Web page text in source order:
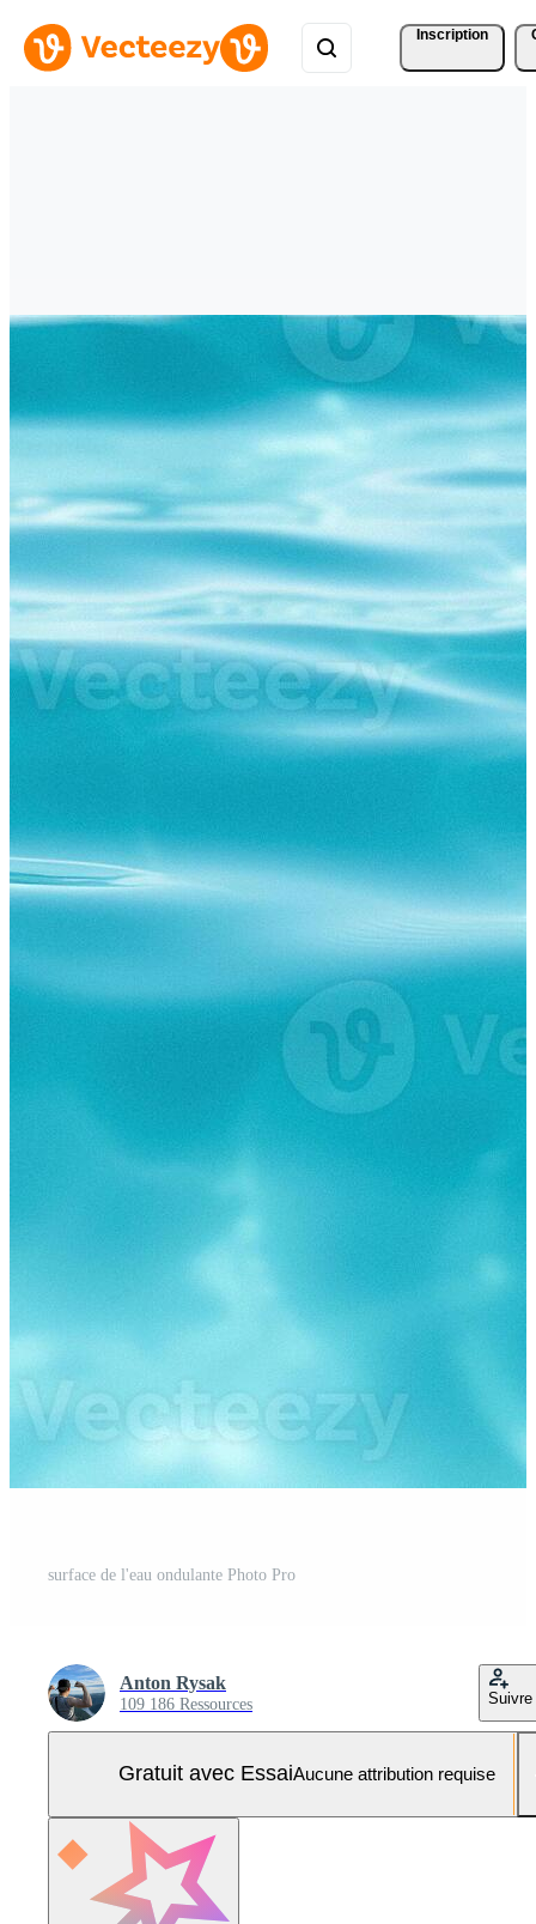
Inscription
surface de l'eau ondulante Photo Pro
Anton Rysak
109 186 Ressources Suivre
Gratuit avec EssaiAucune attribution requise